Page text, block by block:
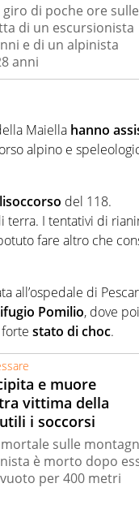
di poche ore sulle
di un escursionista
e di un alpinista
anni
Maiella hanno
alpino e
del 118.
terra. I tentativi di
fare altro che
all’ospedale di
Pomilio, dove
stato di choc.
e muore
vittima della
i soccorsi
sulle
è morto dopo
per 400 metri